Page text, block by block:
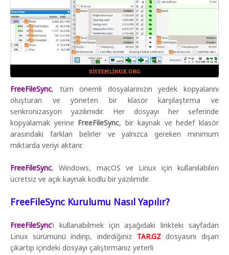
FreeFileSync, tüm önemli dosyalarınızın yedek kopyalarını
oluşturan ve yöneten bir klasör karşılaştırma ve
senkronizasyon yazılımıdır. Her dosyayı her seferinde
kopyalamak yerine FreeFileSync, bir kaynak ve hedef klasör
arasındaki farkları belirler ve yalnızca gereken minimum
miktarda veriyi aktarır.
FreeFileSync, Windows, macOS ve Linux için kullanılabilen
ücretsiz ve açık kaynak kodlu bir yazılımdır.
FreeFileSync Kurulumu Nasıl Yapılır?
FreeFileSync’i kullanabilmek için aşağıdaki linkteki sayfadan
Linux sürümünü indirip, indirdiğiniz TAR.GZdosyasını dışarı
çıkartıp içindeki dosyayı çalıştırmanız yeterli